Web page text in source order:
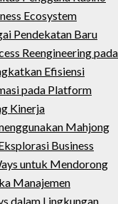
Ecosystem
Pendekatan Baru
Reengineering pada
Efisiensi
pada Platform
Kinerja
Mahjong
Business
untuk Mendorong
Manajemen
dalam Lingkungan